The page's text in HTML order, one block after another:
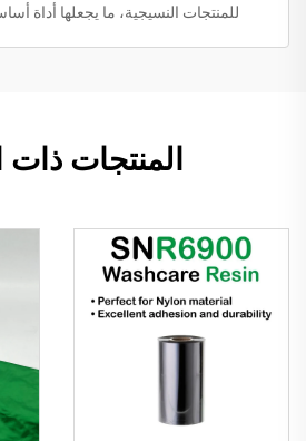
للمنتجات النسيجية، ما يجعلها أداة
المنتجات ذات